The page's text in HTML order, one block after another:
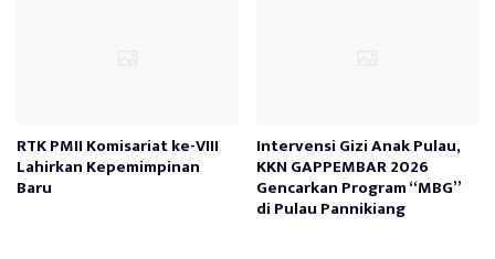
RTK PMII Komisariat ke-VIII
Lahirkan Kepemimpinan
Baru
Intervensi Gizi Anak Pulau,
KKN GAPPEMBAR 2026
Gencarkan Program “MBG”
di Pulau Pannikiang